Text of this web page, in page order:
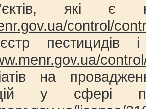
які є
control/
пестицидів і
на
у сфері